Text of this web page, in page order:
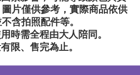
片僅供參考，實際商品依供
含拍照配件等。
時需全程由大人陪同。
限、售完為止。